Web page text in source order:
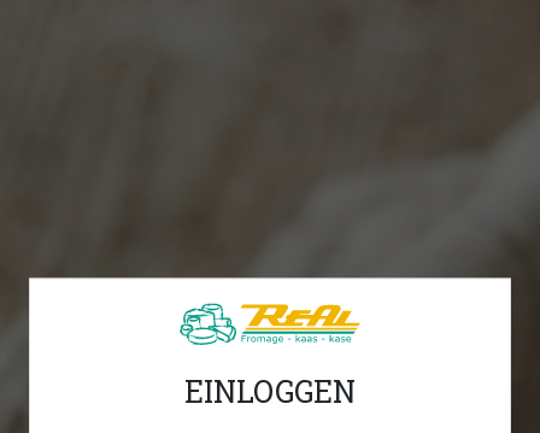
EINLOGGEN